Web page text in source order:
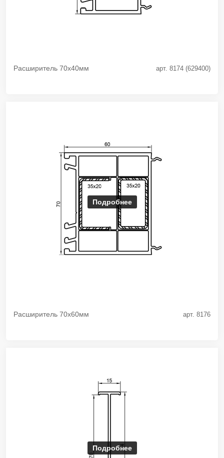
Расширитель 70х40мм арт. 8174 (629400)
Подробнее
Расширитель 70х60мм арт. 8176
Подробнее